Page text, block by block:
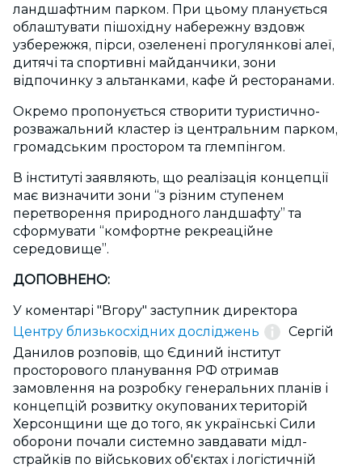
ландшафтним парком. При цьому планується
облаштувати пішохідну набережну вздовж
узбережжя, пірси, озеленені прогулянкові алеї,
дитячі та спортивні майданчики, зони
відпочинку з альтанками, кафе й ресторанами.
Окремо пропонується створити туристично-
розважальний кластер із центральним парком,
громадським простором та глемпінгом.
В інституті заявляють, що реалізація концепції
має визначити зони “з різним ступенем
перетворення природного ландшафту” та
сформувати “комфортне рекреаційне
середовище”.
ДОПОВНЕНО:
У коментарі "Вгору" заступник директора
Центру близькосхідних досліджень
Сергій
Данилов розповів, що Єдиний інститут
просторового планування РФ отримав
замовлення на розробку генеральних планів і
концепцій розвитку окупованих територій
Херсонщини ще до того, як українські Сили
оборони почали системно завдавати мідл-
страйків по військових об'єктах і логістичній